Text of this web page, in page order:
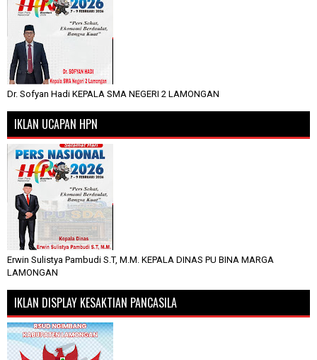
Dr. Sofyan Hadi KEPALA SMA NEGERI 2 LAMONGAN
IKLAN UCAPAN HPN
Erwin Sulistya Pambudi S.T, M.M. KEPALA DINAS PU BINA MARGA
LAMONGAN
IKLAN DISPLAY KESAKTIAN PANCASILA